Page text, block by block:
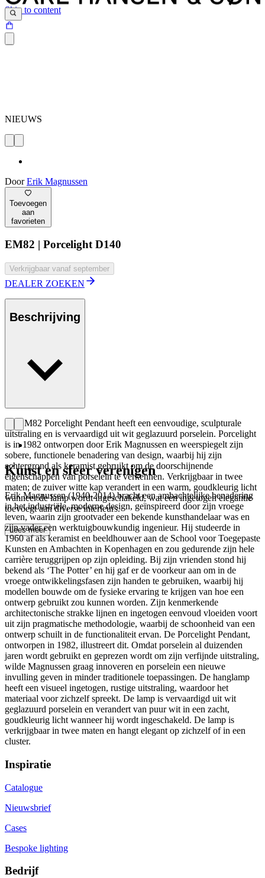
Skip to content
NIEUWS
DoorErik Magnussen
Toevoegen
aan
favorieten
EM82 | Porcelight D140
Verkrijgbaar vanaf september
DEALER ZOEKEN
Beschrijving
De EM82 Porcelight Pendant heeft een eenvoudige, sculpturale
uitstraling en is vervaardigd uit wit geglazuurd porselein. Porcelight
is in 1982 ontworpen door Erik Magnussen en weerspiegelt zijn
sobere, functionele benadering van design, waarbij hij zijn
achtergrond als keramist gebruikt om de doorschijnende
eigenschappen van porselein te verkennen. Verkrijgbaar in twee
maten; de zuiver witte kap verandert in een warm, goudkleurig licht
wanneer de lamp wordt ingeschakeld, wat een ingetogen elegantie
toevoegt aan diverse interieurs.
Lees meer
Kunst en sfeer verenigen
Erik Magnussen (1940-2014) bracht een ambachtelijke benadering
in het industriële, moderne design, geïnspireerd door zijn vroege
leven, waarin zijn grootvader een bekende kunsthandelaar was en
zijn vader een werktuigbouwkundig ingenieur. Hij studeerde in
1960 af als keramist en beeldhouwer aan de School voor Toegepaste
Kunsten en Ambachten in Kopenhagen en zou gedurende zijn hele
carrière teruggrijpen op zijn opleiding. Bij zijn vrienden stond hij
bekend als ‘The Potter’ en hij gaf er de voorkeur aan om in de
vroege ontwikkelingsfasen zijn handen te gebruiken, waarbij hij
modellen bouwde om de fysieke ervaring te krijgen van hoe een
ontwerp gebruikt zou kunnen worden. Zijn kenmerkende
architectonische strakke lijnen en ingetogen eenvoud vloeiden voort
uit zijn pragmatische methodologie, waarbij de schoonheid van een
ontwerp schuilt in de functionaliteit ervan. De Porcelight Pendant,
ontworpen in 1982, illustreert dit. Omdat porselein al duizenden
jaren wordt gebruikt en geprezen wordt om zijn verfijnde uitstraling,
wilde Magnussen graag innoveren en porselein een nieuwe
invulling geven in minder traditionele toepassingen. De hanglamp
heeft een visueel ingetogen, rustige uitstraling, waardoor het
materiaal voor zichzelf spreekt. De lamp is vervaardigd uit wit
geglazuurd porselein en verandert van puur wit in een zacht,
goudkleurig licht wanneer hij wordt ingeschakeld. De lamp is
verkrijgbaar in twee maten en hangt elegant op zichzelf of in een
cluster.
Inspiratie
Catalogue
Nieuwsbrief
Cases
Bespoke lighting
Bedrijf